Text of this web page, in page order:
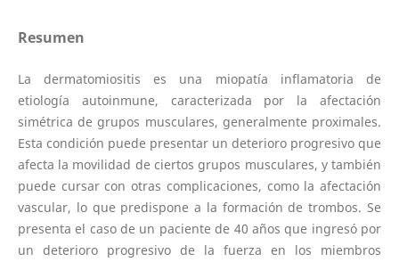
Resumen
La dermatomiositis es una miopatía inflamatoria de
etiología autoinmune, caracterizada por la afectación
simétrica de grupos musculares, generalmente proximales.
Esta condición puede presentar un deterioro progresivo que
afecta la movilidad de ciertos grupos musculares, y también
puede cursar con otras complicaciones, como la afectación
vascular, lo que predispone a la formación de trombos. Se
presenta el caso de un paciente de 40 años que ingresó por
un deterioro progresivo de la fuerza en los miembros